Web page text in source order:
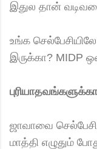
இதுல தான்
உங்க
இருக்கா?
ஜாவாவை
மாத்தி எழுதும்